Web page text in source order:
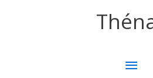
MENU